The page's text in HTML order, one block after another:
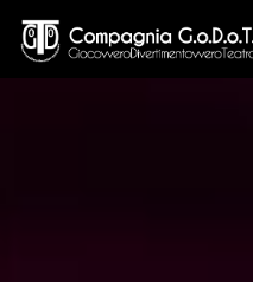
main